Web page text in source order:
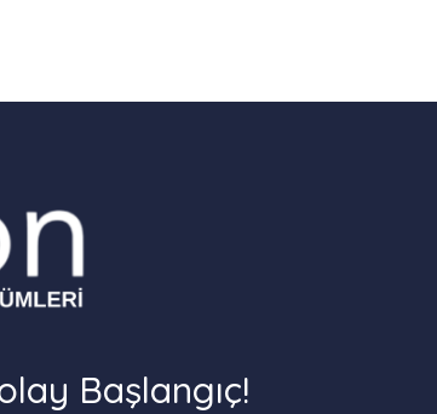
Başlangıç!